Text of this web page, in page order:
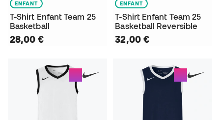
ENFANT
T-Shirt Enfant Team 25
Basketball
28,00 €
ENFANT
T-Shirt Enfant Team 25
Basketball Reversible
32,00 €